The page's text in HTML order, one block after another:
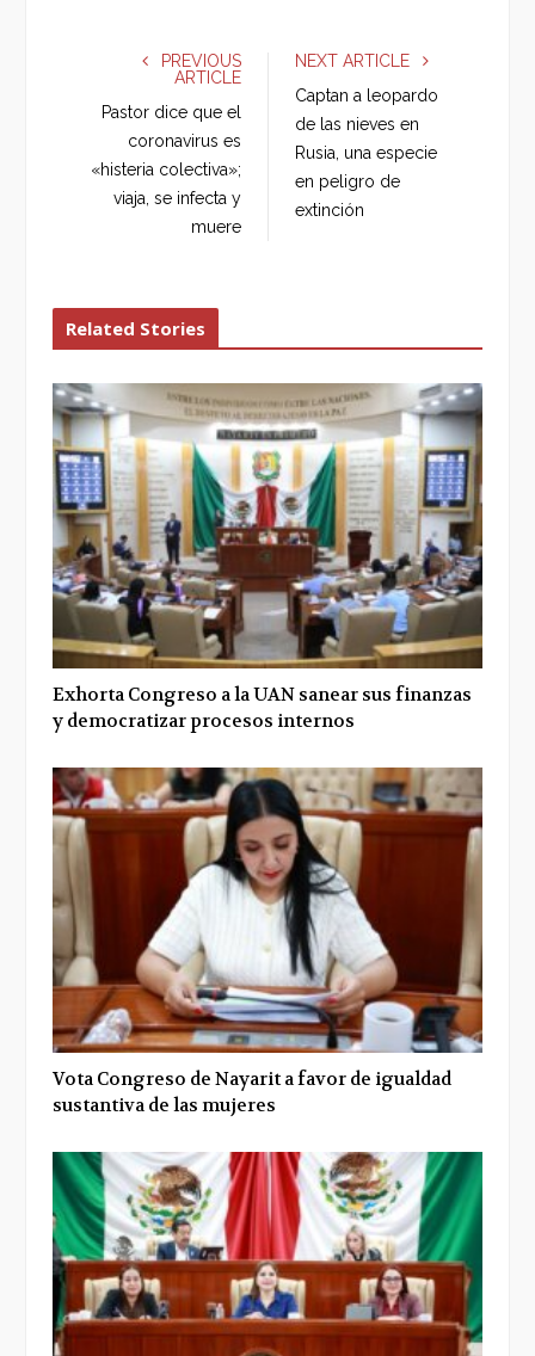
e
k
g
n
PREVIOUS
ARTICLE
Pastor dice que el
coronavirus es
«histeria colectiva»;
viaja, se infecta y
muere
NEXT ARTICLE
Captan a leopardo
de las nieves en
Rusia, una especie
en peligro de
extinción
Related Stories
Exhorta Congreso a la UAN sanear sus finanzas
y democratizar procesos internos
Vota Congreso de Nayarit a favor de igualdad
sustantiva de las mujeres